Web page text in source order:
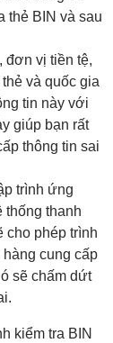
thẻ BIN và sau
đơn vị tiền tệ,
và quốc gia
tin này với
giúp bạn rất
thông tin sai
trình ứng
thống thanh
cho phép trình
cung cấp
sẽ chấm dứt
kiểm tra BIN